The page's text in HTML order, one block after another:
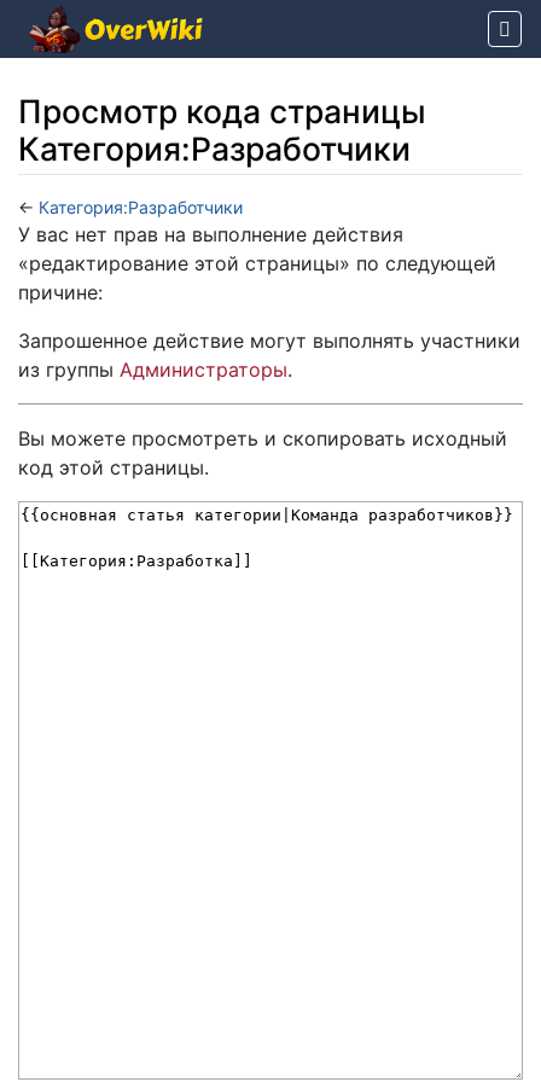
Просмотр кода страницы
Категория:Разработчики
← Категория:Разработчики
Перейти к:навигация,поиск
У вас нет прав на выполнение действия
«редактирование этой страницы» по следующей
причине:
Запрошенное действие могут выполнять участники
из группы Администраторы.
Вы можете просмотреть и скопировать исходный
код этой страницы.